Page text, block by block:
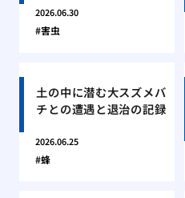
2026.06.30
害虫
土の中に潜む大スズメバ
チとの遭遇と退治の記録
2026.06.25
蜂